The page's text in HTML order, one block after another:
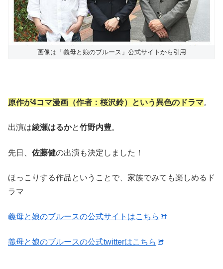
画像は「義母と娘のブルース」公式サイトから引用
原作が4コマ漫画（作者：桜沢鈴）という異色のドラマ。
出演は綾瀬はるかと竹野内豊。
先日、 佐藤健の出演も決定しました！
ほっこりする作品ということで、家族でみても楽しめるド
ラマ
義母と娘のブルースの公式サイトはこちら
義母と娘のブルースの公式twitterはこちら